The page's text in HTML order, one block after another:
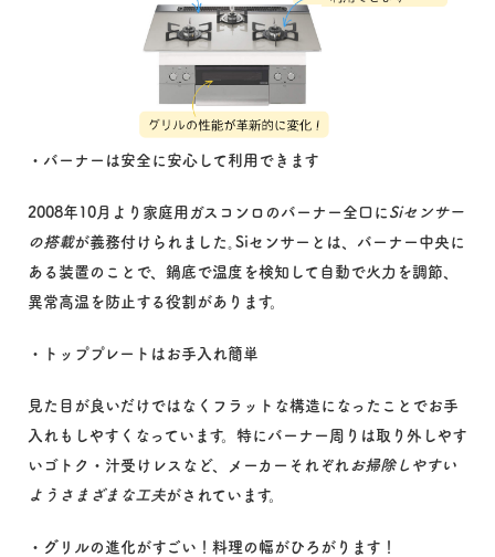
・バーナーは安全に安心して利用できます
2008年10月より家庭用ガスコンロのバーナー全口に Siセンサー
の搭載が義務付けられました｡Siセンサーとは、バーナー中央に
ある装置のことで、鍋底で温度を検知して自動で火力を調節、
異常高温を防止する役割があります。
・トッププレートはお手入れ簡単
見た目が良いだけではなくフラットな構造になったことでお手
入れもしやすくなっています。特にバーナー周りは取り外しやす
いゴトク・汁受けレスなど、メーカーそれぞれお掃除しやすい
ようさまざまな工夫がされています。
・グリルの進化がすごい！料理の幅がひろがります！